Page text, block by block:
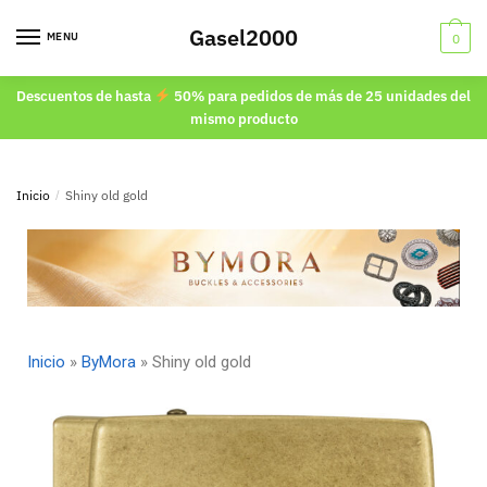
MENU Gasel2000 0
Descuentos de hasta
50% para pedidos de más de 25 unidades del
mismo producto
Inicio / Shiny old gold
Inicio » ByMora » Shiny old gold